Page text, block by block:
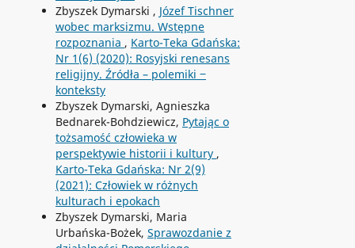
Zbyszek Dymarski , Józef Tischner
wobec marksizmu. Wstępne
rozpoznania , Karto-Teka Gdańska:
Nr 1(6) (2020): Rosyjski renesans
religijny. Źródła – polemiki ‒
konteksty
Zbyszek Dymarski, Agnieszka
Bednarek-Bohdziewicz, Pytając o
tożsamość człowieka w
perspektywie historii i kultury ,
Karto-Teka Gdańska: Nr 2(9)
(2021): Człowiek w różnych
kulturach i epokach
Zbyszek Dymarski, Maria
Urbańska-Bożek, Sprawozdanie z